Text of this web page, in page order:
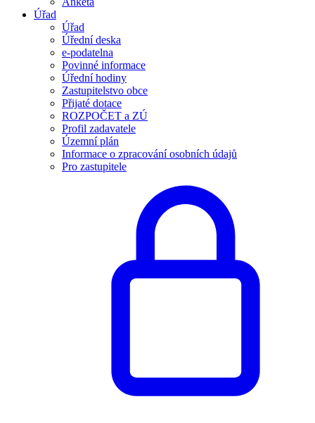
Úřad
Úřad
Úřední deska
e-podatelna
Povinné informace
Úřední hodiny
Zastupitelstvo obce
Přijaté dotace
ROZPOČET a ZÚ
Profil zadavatele
Územní plán
Informace o zpracování osobních údajů
Pro zastupitele